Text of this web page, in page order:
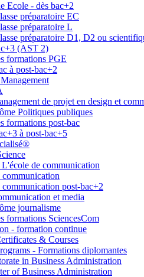
Ecole - dès bac+2
préparatoire EC
préparatoire L
préparatoire D1, D2 ou
(AST 2)
formations PGE
à post-bac+2
de projet en design et
Politiques publiques
formations post-bac
à post-bac+5
de communication
post-bac+2
et media
journalisme
formations SciencesCom
- formation continue
& Courses
- Formations diplomantes
in Business Administration
of Business Administration